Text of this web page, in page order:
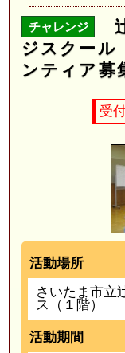
チャレンジ
ジスクール
ンティア募
受
活動場所
さいたま市
ス（１階）
活動期間